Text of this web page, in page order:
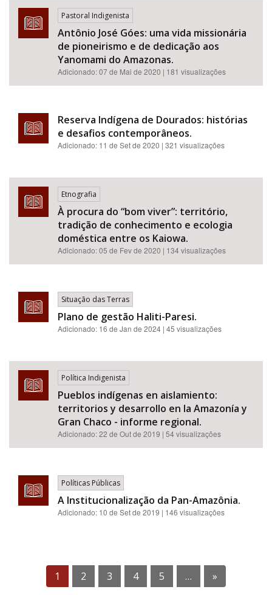
Pastoral Indigenista
Antônio José Góes: uma vida missionária
de pioneirismo e de dedicação aos
Yanomami do Amazonas.
Adicionado:07 de Mai de 2020 | 181 visualizações
Reserva Indígena de Dourados: histórias
e desafios contemporâneos.
Adicionado: 11 de Set de 2020 | 321 visualizações
Etnografia
À procura do “bom viver”: território,
tradição de conhecimento e ecologia
doméstica entre os Kaiowa.
Adicionado:05 de Fev de 2020 | 134 visualizações
Situação das Terras
Plano de gestão Haliti-Paresi.
Adicionado: 16 de Jan de 2024 | 45 visualizações
Política Indigenista
Pueblos indígenas en aislamiento:
territorios y desarrollo en la Amazonía y
Gran Chaco - informe regional.
Adicionado:22 de Out de 2019 | 54 visualizações
Políticas Públicas
A Institucionalização da Pan-Amazônia.
Adicionado: 10 de Set de 2019 | 146 visualizações
1 2 3 4 5 … »